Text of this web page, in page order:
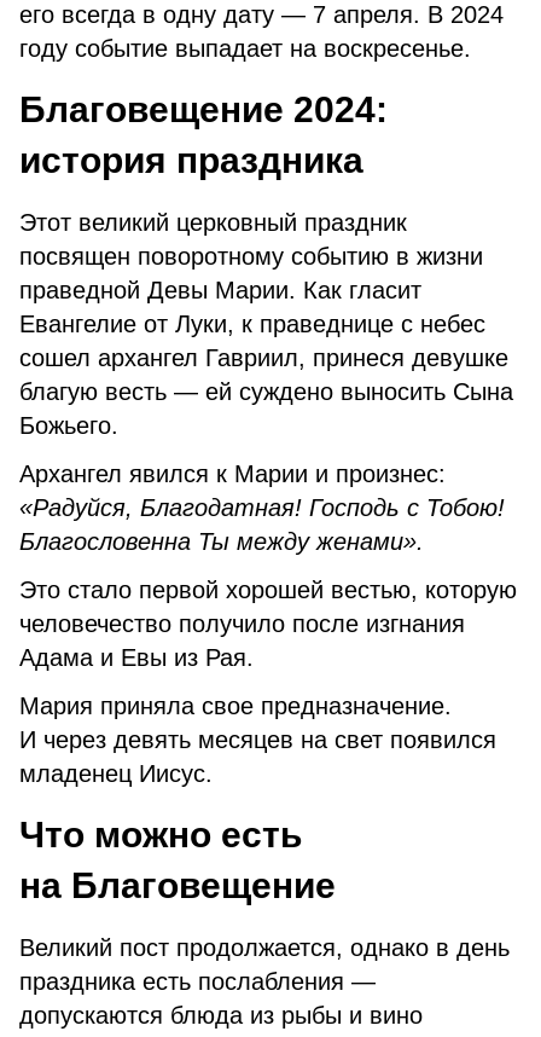
его всегда в одну дату — 7 апреля. В 2024
году событие выпадает на воскресенье.
Благовещение 2024:
история праздника
Этот великий церковный праздник
посвящен поворотному событию в жизни
праведной Девы Марии. Как гласит
Евангелие от Луки, к праведнице с небес
сошел архангел Гавриил, принеся девушке
благую весть — ей суждено выносить Сына
Божьего.
Архангел явился к Марии и произнес:
«Радуйся, Благодатная! Господь с Тобою!
Благословенна Ты между женами».
Это стало первой хорошей вестью, которую
человечество получило после изгнания
Адама и Евы из Рая.
Мария приняла свое предназначение.
И через девять месяцев на свет появился
младенец Иисус.
Что можно есть
на Благовещение
Великий пост продолжается, однако в день
праздника есть послабления —
допускаются блюда из рыбы и вино